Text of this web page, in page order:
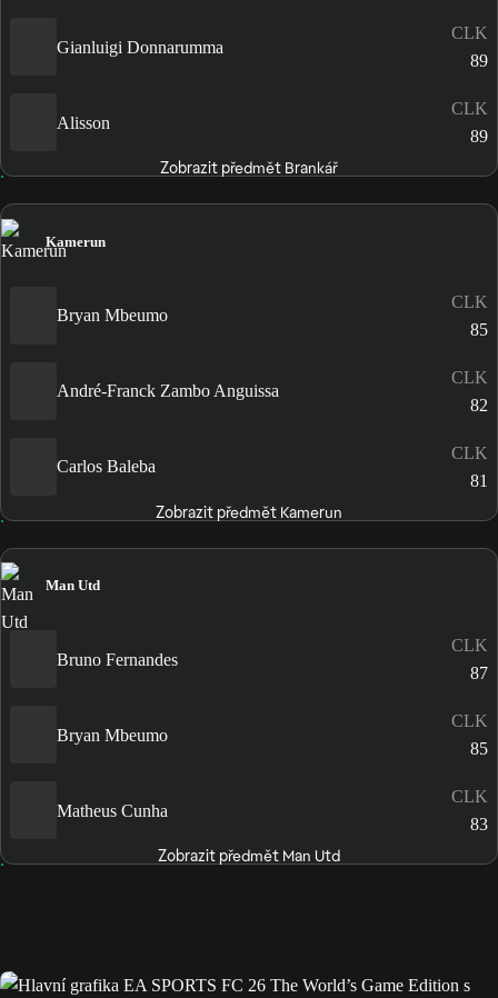
Gianluigi Donnarumma
CLK
89
Alisson
CLK
89
Zobrazit předmět Brankář
Kamerun
Bryan Mbeumo
CLK
85
André-Franck Zambo Anguissa
CLK
82
Carlos Baleba
CLK
81
Zobrazit předmět Kamerun
Man Utd
Bruno Fernandes
CLK
87
Bryan Mbeumo
CLK
85
Matheus Cunha
CLK
83
Zobrazit předmět Man Utd